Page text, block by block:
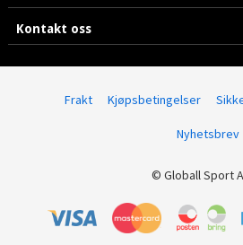
Kontakt oss
Frakt Kjøpsbetingelser
Nyhetsbrev
© Globall Sport